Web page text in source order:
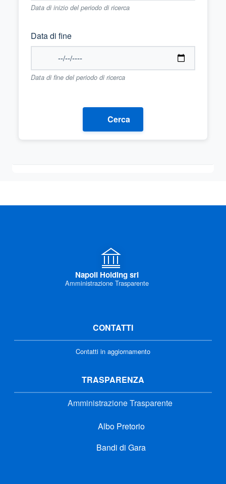
Data di inizio del periodo di ricerca
Data di fine
Data di fine del periodo di ricerca
Cerca
Napoli Holding srl
Amministrazione Trasparente
CONTATTI
Contatti in aggiornamento
TRASPARENZA
Amministrazione Trasparente
Albo Pretorio
Bandi di Gara